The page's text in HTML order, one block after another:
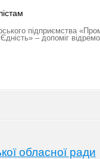
підприємства
– допоміг
обласної ради